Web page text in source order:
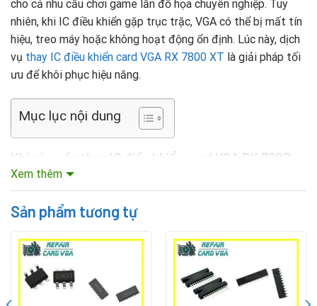
cho cả nhu cầu chơi game lẫn đồ họa chuyên nghiệp. Tuy
nhiên, khi IC điều khiển gặp trục trặc, VGA có thể bị mất tín
hiệu, treo máy hoặc không hoạt động ổn định. Lúc này, dịch
vụ thay IC điều khiển card VGA RX 7800 XT là giải pháp tối
ưu để khôi phục hiệu năng.
Mục lục nội dung
Khi nào cần thay IC điều khiển card VGA RX 7800
XT?
Máy tính thường xuyên treo, giật lag bất thường khi
chạy đồ họa hoặc game.
Xem thêm
Sản phẩm tương tự